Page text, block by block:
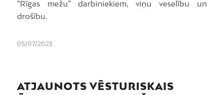
“Rīgas mežu” darbiniekiem, viņu veselību un
drošību.
05/07/2023
ATJAUNOTS VĒSTURISKAIS